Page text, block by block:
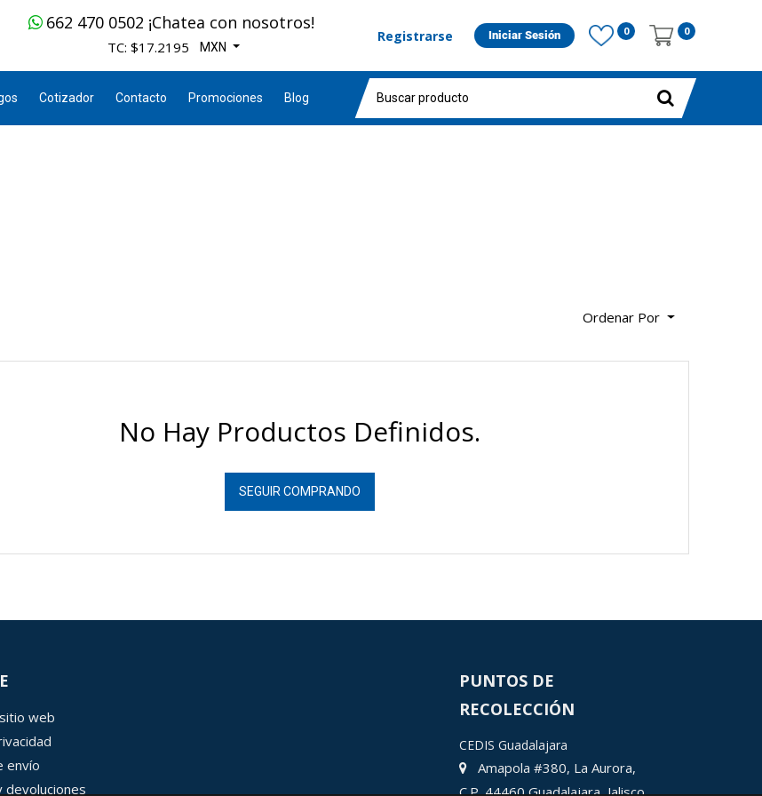
662 470 0502 ¡Chatea con nosotros!
TC: $17.2195 MXN
Registrarse Iniciar Sesión 0 0
Cotizador Contacto Promociones Blog
Ordenar Por
No Hay Productos Definidos.
SEGUIR COMPRANDO
web
envío
devoluciones
PUNTOS DE
RECOLECCIÓN
CEDIS Guadalajara
Amapola #380, La Aurora,
C.P. 44460 Guadalajara, Jalisco,